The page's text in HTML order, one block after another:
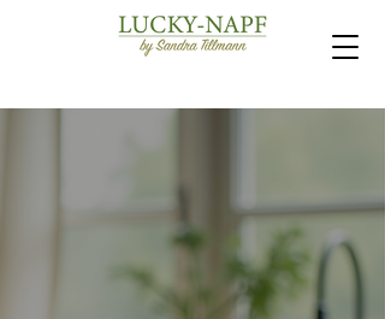
ENTDECKE
LUCKY NAPF